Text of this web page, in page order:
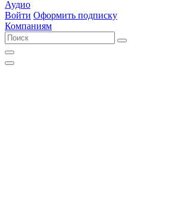
Аудио
Войти Оформить подписку
Компаниям